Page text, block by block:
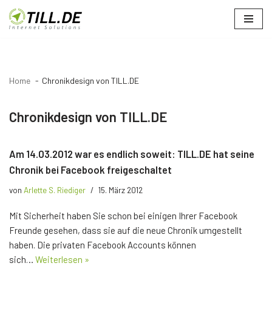
Zum
Home Chronikdesign von TILL.DE
Chronikdesign von TILL.DE
Am 14.03.2012 war es endlich soweit: TILL.DE hat seine
Chronik bei Facebook freigeschaltet
von Arlette S. Riediger 15. März 2012
Mit Sicherheit haben Sie schon bei einigen Ihrer Facebook
Freunde gesehen, dass sie auf die neue Chronik umgestellt
haben. Die privaten Facebook Accounts können
sich… Weiterlesen »